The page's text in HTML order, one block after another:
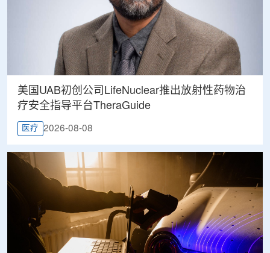
美国UAB初创公司LifeNuclear推出放射性药物治
疗安全指导平台TheraGuide
医疗 2026-08-08